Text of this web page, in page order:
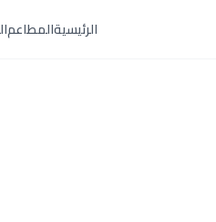
الرئيسيةالمطاعم